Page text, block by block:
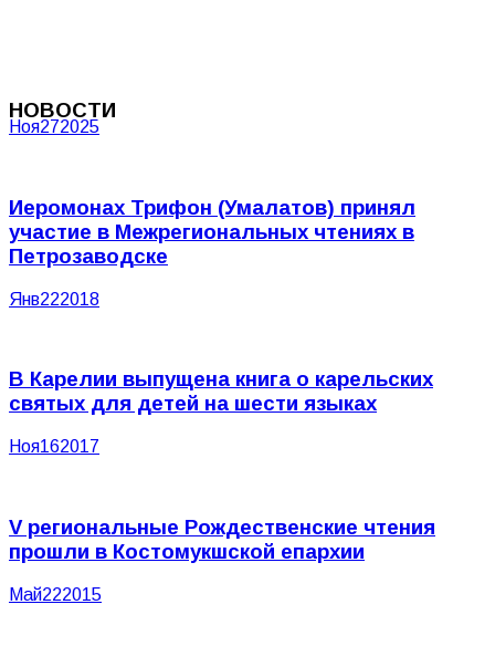
НОВОСТИ
Ноя272025
Иеромонах Трифон (Умалатов) принял
участие в Межрегиональных чтениях в
Петрозаводске
Янв222018
В Карелии выпущена книга о карельских
святых для детей на шести языках
Ноя162017
V региональные Рождественские чтения
прошли в Костомукшской епархии
Май222015